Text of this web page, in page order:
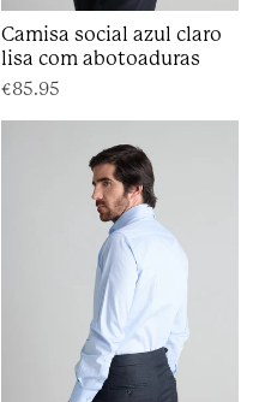
Camisa social azul claro
lisa com abotoaduras
€85.95